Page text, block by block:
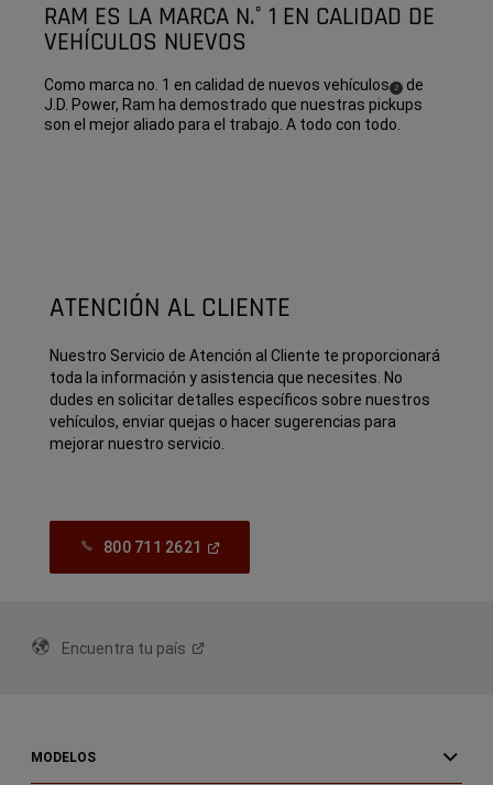
RAM ES LA MARCA N.° 1 EN CALIDAD DE
VEHÍCULOS NUEVOS
Como marca no. 1 en calidad de nuevos vehículos ( Disclosure
2)
de
J.D. Power, Ram ha demostrado que nuestras pickups
son el mejor aliado para el trabajo. A todo con todo.
ATENCIÓN AL CLIENTE
Nuestro Servicio de Atención al Cliente te proporcionará
toda la información y asistencia que necesites. No
dudes en solicitar detalles específicos sobre nuestros
vehículos, enviar quejas o hacer sugerencias para
mejorar nuestro servicio.
800 711 2621 (Open
Encuentra tu país
MODELOS